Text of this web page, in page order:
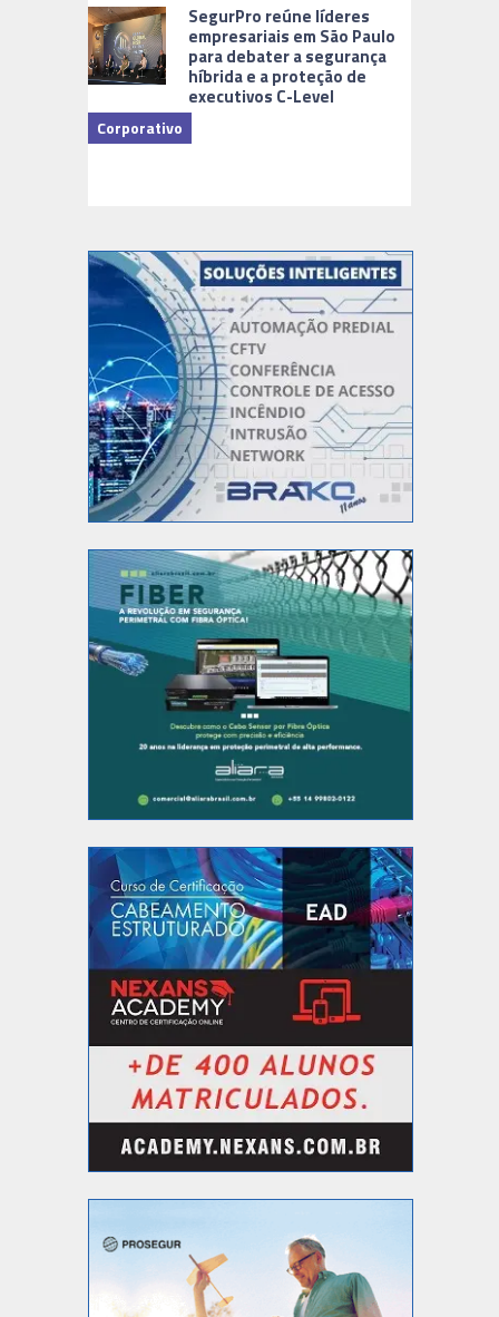
SegurPro reúne líderes
empresariais em São Paulo
para debater a segurança
híbrida e a proteção de
executivos C-Level
Corporativo